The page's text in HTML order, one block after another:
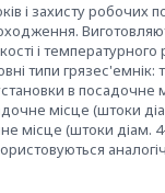
захисту робочих
і
типи грязес'емнік:
в посадочне
місце (штоки
місце (штоки діам.